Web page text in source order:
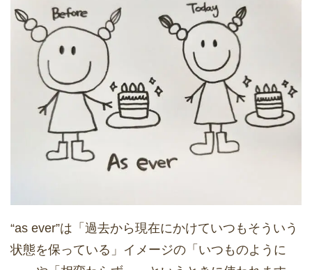
“as ever”は「過去から現在にかけていつもそういう
状態を保っている」イメージの「いつものように